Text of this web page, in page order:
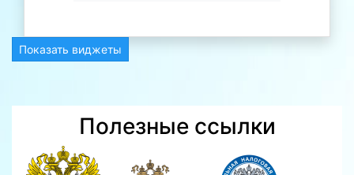
Показать виджеты
Полезные ссылки